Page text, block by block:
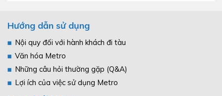
Hướng dẫn sử dụng
Nội quy đối với hành khách đi tàu
Văn hóa Metro
Những câu hỏi thường gặp (Q&A)
Lợi ích của việc sử dụng Metro